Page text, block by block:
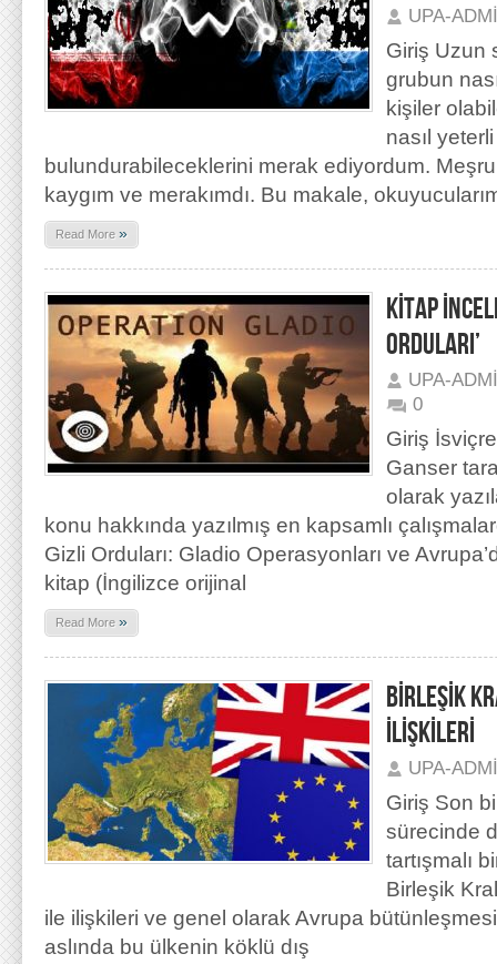
UPA-
Giriş Uzun
grubun
kişiler
nasıl
bulundurabileceklerini merak ediyordum.
kaygım ve merakımdı. Bu makale,
Read More »
KİTAP
ORDULARI’
UPA-
0
Giriş
Ganser
olarak
konu hakkında yazılmış en kapsamlı
Gizli Orduları: Gladio Operasyonları ve
kitap (İngilizce orijinal
Read More »
BİRLEŞİK
İLİŞKİLERİ
UPA-
Giriş Son
sürecinde
tartışmalı
Birleşik
ile ilişkileri ve genel olarak Avrupa
aslında bu ülkenin köklü dış